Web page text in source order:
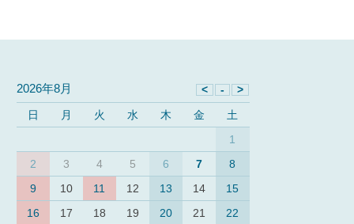
2026年8月
日 月 火 水 木 金
土
1
2
3 4 5 6 7
8
9
10 11 12 13 14
15
16
17 18 19 20 21
22